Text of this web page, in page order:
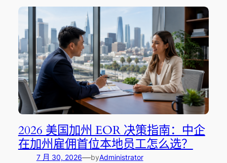
2026 美国加州 EOR 决策指南：中企
在加州雇佣首位本地员工怎么选？
7 月 30, 2026—byAdministrator